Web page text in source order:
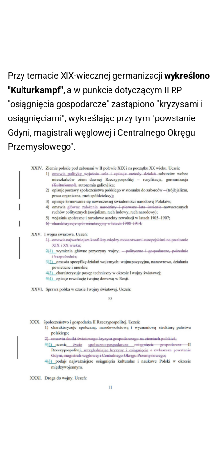
Przy temacie XIX-wiecznej germanizacji wykreślono
"Kulturkampf", a w punkcie dotyczącym II RP
"osiągnięcia gospodarcze" zastąpiono "kryzysami i
osiągnięciami", wykreślając przy tym "powstanie
Gdyni, magistrali węglowej i Centralnego Okręgu
Przemysłowego".